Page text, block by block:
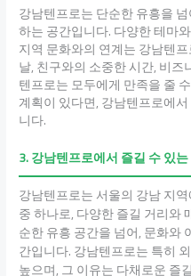
강남텐프로는 단순한 유흥을
하는 공간입니다. 다양한 테마
지역 문화와의 연계는 강남텐
날, 친구와의 소중한 시간, 비
텐프로는 모두에게 만족을 줄
계획이 있다면, 강남텐프로에
니다.
3. 강남텐프로에서 즐길 수 있
강남텐프로는 서울의 강남 지
중 하나로, 다양한 즐길 거리와
순한 유흥 공간을 넘어, 문화와
간입니다. 강남텐프로는 특히
높으며, 그 이유는 다채로운 즐